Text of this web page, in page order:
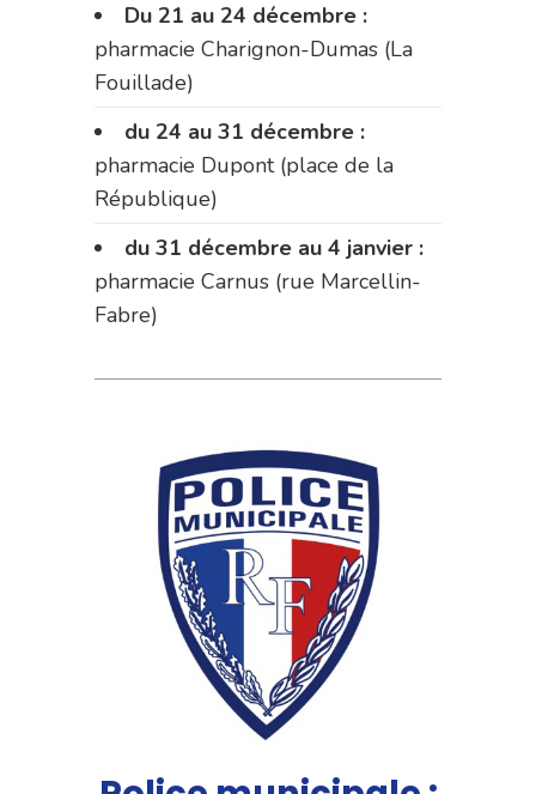
Du 21 au 24 décembre :
pharmacie Charignon-Dumas (La
Fouillade)
du 24 au 31 décembre :
pharmacie Dupont (place de la
République)
du 31 décembre au 4 janvier :
pharmacie Carnus (rue Marcellin-
Fabre)